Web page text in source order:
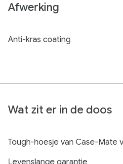
Afwerking
Anti-kras coating
Wat zit er in de doos
Tough-hoesje van Case-Mate
Levenslange garantie